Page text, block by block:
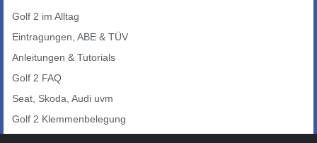
Golf 2 im Alltag
Eintragungen, ABE & TÜV
Anleitungen & Tutorials
Golf 2 FAQ
Seat, Skoda, Audi uvm
Golf 2 Klemmenbelegung